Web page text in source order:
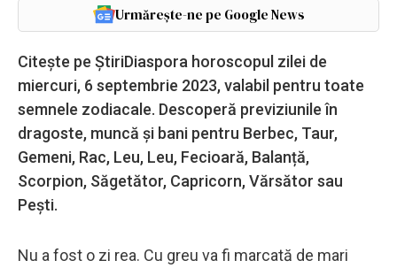
Urmărește-ne pe Google News
Citește pe ȘtiriDiaspora horoscopul zilei de
miercuri, 6 septembrie 2023, valabil pentru toate
semnele zodiacale. Descoperă previziunile în
dragoste, muncă și bani pentru Berbec, Taur,
Gemeni, Rac, Leu, Leu, Fecioară, Balanță,
Scorpion, Săgetător, Capricorn, Vărsător sau
Pești.
Nu a fost o zi rea. Cu greu va fi marcată de mari